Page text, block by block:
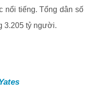
nổi tiếng. Tổng dân số
3.205 tỷ người.